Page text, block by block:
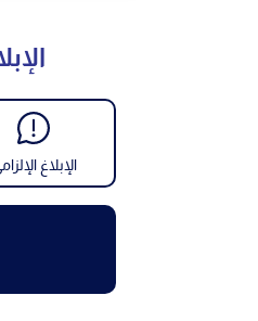
الإبلاغ